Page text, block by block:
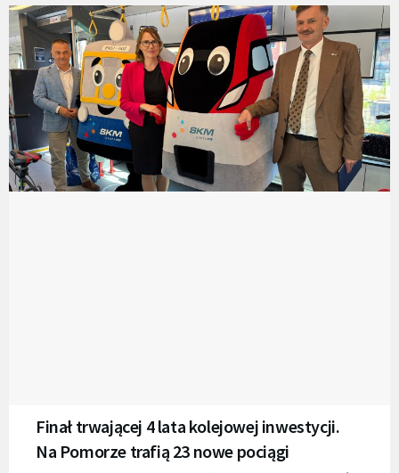
Finał trwającej 4 lata kolejowej inwestycji.
Na Pomorze trafią 23 nowe pociągi